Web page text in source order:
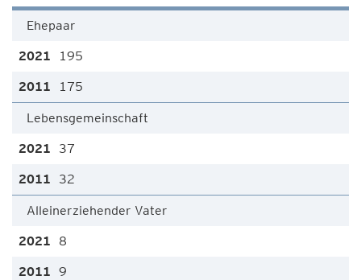
Ehepaar
195
175
Lebensgemeinschaft
37
32
Alleinerziehender Vater
8
9